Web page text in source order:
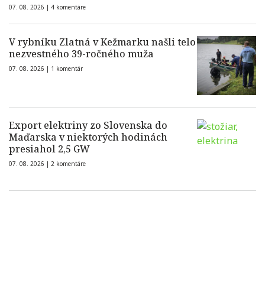
07. 08. 2026 | 4 komentáre
V rybníku Zlatná v Kežmarku našli telo
nezvestného 39-ročného muža
07. 08. 2026 | 1 komentár
Export elektriny zo Slovenska do
Maďarska v niektorých hodinách
presiahol 2,5 GW
07. 08. 2026 | 2 komentáre